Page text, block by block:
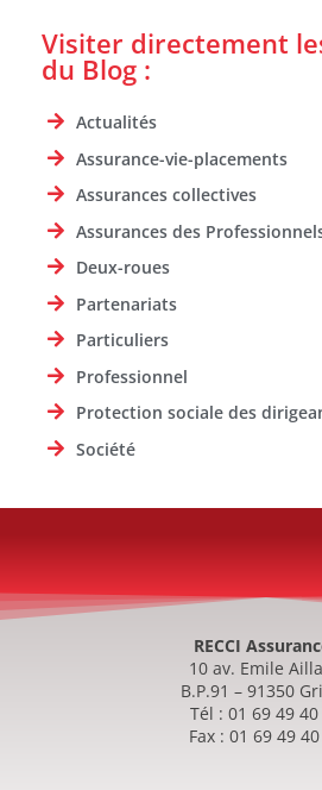
Visiter directement
du Blog :
Actualités
Assurance-vie-placements
Assurances collectives
Assurances des
Deux-roues
Partenariats
Particuliers
Professionnel
Protection sociale des
Société
RECCI
10 av. Emile
B.P.91 – 91350
Tél : 01 69 49
Fax : 01 69 49